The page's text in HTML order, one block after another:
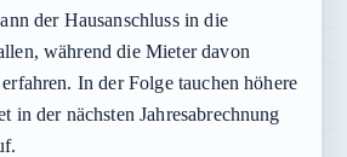
der Hausanschluss in die
während die Mieter davon
In der Folge tauchen höhere
in der nächsten Jahresabrechnung